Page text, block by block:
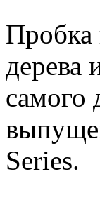
Пробка
дерева
самого
Series.